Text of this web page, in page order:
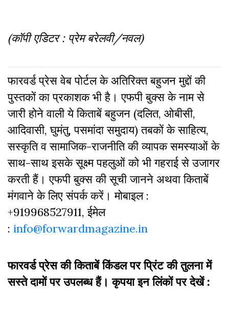
(कॉपी एडिटर : प्रेम बरेलवी/नवल)
फारवर्ड प्रेस वेब पोर्टल के अतिरिक्‍त बहुजन मुद्दों की
पुस्‍तकों का प्रकाशक भी है। एफपी बुक्‍स के नाम से
जारी होने वाली ये किताबें बहुजन (दलित, ओबीसी,
आदिवासी, घुमंतु, पसमांदा समुदाय) तबकों के साहित्‍य,
सस्‍क‍ृति व सामाजिक-राजनीति की व्‍यापक समस्‍याओं के
साथ-साथ इसके सूक्ष्म पहलुओं को भी गहराई से उजागर
करती हैं। एफपी बुक्‍स की सूची जानने अथवा किताबें
मंगवाने के लिए संपर्क करें। मोबाइल :
+919968527911, ईमेल
: info@forwardmagazine.in
फारवर्ड प्रेस की किताबें किंडल पर प्रिंट की तुलना में
सस्ते दामों पर उपलब्ध हैं। कृपया इन लिंकों पर देखें :